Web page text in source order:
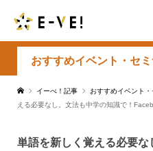
おすすめイベント・セ
イーべ！記事 おすすめイベント
える必要なし。文法も中学の知識で！
単語を新しく覚える必要な